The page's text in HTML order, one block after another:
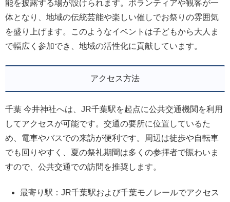
能を披露する場が設けられます。ボランティアや観客が一
体となり、地域の伝統芸能や楽しい催しでお祭りの雰囲気
を盛り上げます。このようなイベントは子どもから大人ま
で幅広く参加でき、地域の活性化に貢献しています。
アクセス方法
千葉 今井神社へは、JR千葉駅を起点に公共交通機関を利用
してアクセスが可能です。交通の要所に位置しているた
め、電車やバスでの来訪が便利です。周辺は徒歩や自転車
でも回りやすく、夏の祭礼期間は多くの参拝者で賑わいま
すので、公共交通での訪問を推奨します。
最寄り駅：JR千葉駅および千葉モノレールでアクセス